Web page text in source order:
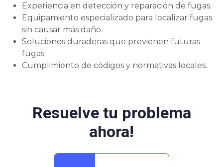
Experiencia en detección y reparación de fugas.
Equipamiento especializado para localizar fugas
sin causar más daño.
Soluciones duraderas que previenen futuras
fugas.
Cumplimiento de códigos y normativas locales.
Resuelve tu problema
ahora!